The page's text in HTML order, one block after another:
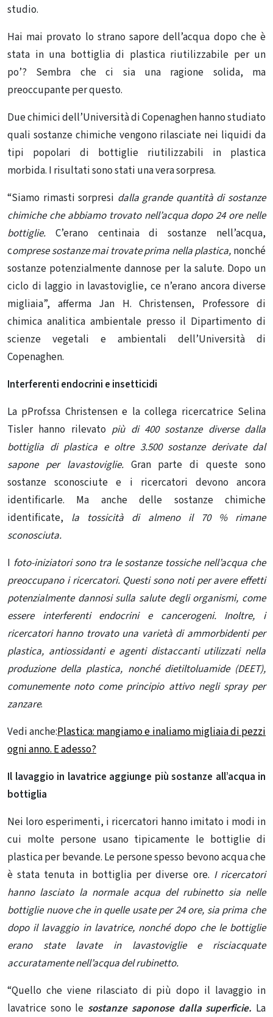
studio.
Hai mai provato lo strano sapore dell’acqua dopo che è
stata in una bottiglia di plastica riutilizzabile per un
po’? Sembra che ci sia una ragione solida, ma
preoccupante per questo.
Due chimici dell’Università di Copenaghen hanno studiato
quali sostanze chimichevengono rilasciate nei liquidi da
tipi popolari di bottiglie riutilizzabili in plastica
morbida. I risultati sono stati una vera sorpresa.
“Siamo rimasti sorpresi dalla grande quantità di sostanze
chimiche che abbiamo trovato nell’acqua dopo 24 ore nelle
bottiglie. C’erano centinaia di sostanze nell’acqua,
comprese sostanze mai trovate prima nella plastica, nonché
sostanze potenzialmente dannose per la salute. Dopo un
ciclo di laggio in lavastoviglie, ce n’erano ancora diverse
migliaia”, afferma Jan H. Christensen, Professore di
chimica analitica ambientale presso il Dipartimento di
scienze vegetali e ambientali dell’Università di
Copenaghen.
Interferenti endocrini e insetticidi
La pProf.ssa Christensen e la collega ricercatrice Selina
Tisler hanno rilevato più di 400 sostanze diverse dalla
bottiglia di plastica e oltre 3.500 sostanze derivate dal
sapone per lavastoviglie.Gran parte di queste sono
sostanze sconosciute e i ricercatori devono ancora
identificarle. Ma anche delle sostanze chimiche
identificate, la tossicità di almeno il 70 % rimane
sconosciuta.
I foto-iniziatori sono tra le sostanze tossiche nell’acqua che
preoccupano i ricercatori. Questi sono noti per avere effetti
potenzialmente dannosi sulla salute degli organismi, come
essere interferenti endocrini e cancerogeni. Inoltre, i
ricercatori hanno trovato una varietà di ammorbidenti per
plastica, antiossidanti e agenti distaccanti utilizzati nella
produzione della plastica, nonché dietiltoluamide (DEET),
comunemente noto come principio attivo negli spray per
zanzare.
Vedi anche:Plastica: mangiamo e inaliamo migliaia di pezzi
ogni anno. E adesso?
Il lavaggio in lavatrice aggiunge più sostanze all’acqua in
bottiglia
Nei loro esperimenti, i ricercatori hanno imitato i modi in
cui molte persone usano tipicamente le bottiglie di
plastica per bevande. Le persone spesso bevono acqua che
è stata tenuta in bottiglia per diverse ore. I ricercatori
hanno lasciato la normale acqua del rubinetto sia nelle
bottiglie nuove che in quelle usate per 24 ore, sia prima che
dopo il lavaggio in lavatrice, nonché dopo che le bottiglie
erano state lavate in lavastoviglie e risciacquate
accuratamente nell’acqua del rubinetto.
“Quello che viene rilasciato di più dopo il lavaggio in
lavatrice sono le sostanze saponose dalla superficie. La